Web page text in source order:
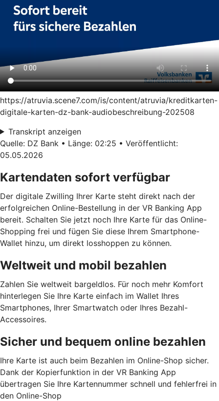
https://atruvia.scene7.com/is/content/atruvia/kreditkarten-
digitale-karten-dz-bank-audiobeschreibung-202508
Transkript anzeigen
Quelle: DZ Bank • Länge: 02:25 • Veröffentlicht:
05.05.2026
Kartendaten sofort verfügbar
Der digitale Zwilling Ihrer Karte steht direkt nach der
erfolgreichen Online-Bestellung in der VR Banking App
bereit. Schalten Sie jetzt noch Ihre Karte für das Online-
Shopping frei und fügen Sie diese Ihrem Smartphone-
Wallet hinzu, um direkt losshoppen zu können.
Weltweit und mobil bezahlen
Zahlen Sie weltweit bargeldlos. Für noch mehr Komfort
hinterlegen Sie Ihre Karte einfach im Wallet Ihres
Smartphones, Ihrer Smartwatch oder Ihres Bezahl-
Accessoires.
Sicher und bequem online bezahlen
Ihre Karte ist auch beim Bezahlen im Online-Shop sicher.
Dank der Kopierfunktion in der VR Banking App
übertragen Sie Ihre Kartennummer schnell und fehlerfrei in
den Online-Shop